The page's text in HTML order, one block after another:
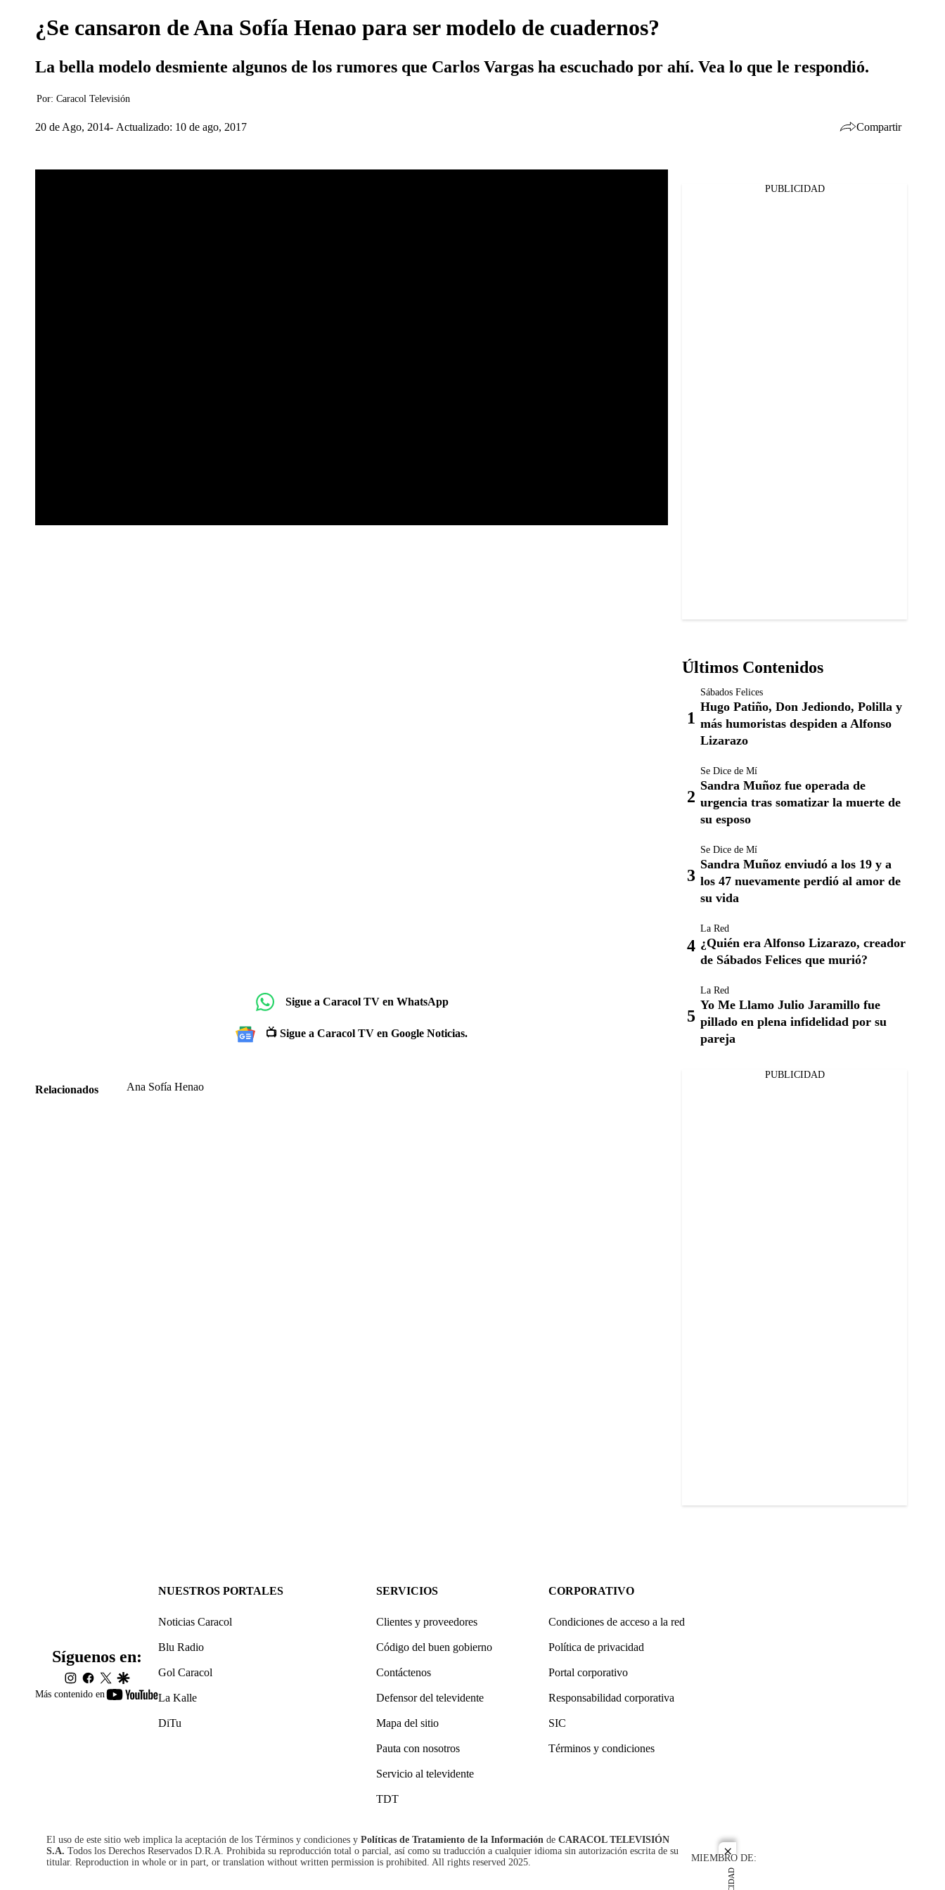
close
¿Se cansaron de Ana Sofía Henao para ser modelo de cuadernos?
La bella modelo desmiente algunos de los rumores que Carlos Vargas ha escuchado por ahí. Vea lo que le respondió.
Por: Caracol Televisión
20 de Ago, 2014 Actualizado: 10 de ago, 2017 Compartir
Sigue a Caracol TV en WhatsApp
📺 Sigue a Caracol TV en Google Noticias.
Relacionados Ana Sofía Henao
PUBLICIDAD
Últimos Contenidos
Sábados Felices
Hugo Patiño, Don Jediondo, Polilla y
más humoristas despiden a Alfonso
Lizarazo
Se Dice de Mí
Sandra Muñoz fue operada de
urgencia tras somatizar la muerte de
su esposo
Se Dice de Mí
Sandra Muñoz enviudó a los 19 y a
los 47 nuevamente perdió al amor de
su vida
La Red
¿Quién era Alfonso Lizarazo, creador
de Sábados Felices que murió?
La Red
Yo Me Llamo Julio Jaramillo fue
pillado en plena infidelidad por su
pareja
PUBLICIDAD
Más contenido en
youtube-
Síguenos en:
instagram
facebook
twittergoogle
NUESTROS PORTALES
Noticias Caracol
Blu Radio
Gol Caracol
La Kalle
DiTu
SERVICIOS
Clientes y proveedores
Código del buen gobierno
Contáctenos
Defensor del televidente
Mapa del sitio
Pauta con nosotros
Servicio al televidente
TDT
CORPORATIVO
Condiciones de acceso a la red
Política de privacidad
Portal corporativo
Responsabilidad corporativa
SIC
Términos y condiciones
El uso de este sitio web implica la aceptación de los Términos y condiciones y Políticas de Tratamiento de la Información de CARACOL TELEVISIÓN
S.A. Todos los Derechos Reservados D.R.A. Prohibida su reproducción total o parcial, así como su traducción a cualquier idioma sin autorización escrita de su
titular. Reproduction in whole or in part, or translation without written permission is prohibited. All rights reserved 2025.
MIEMBRO DE: